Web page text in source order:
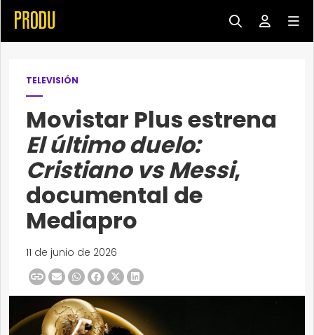
TELEVISIÓN
Movistar Plus estrena
El último duelo:
Cristiano vs Messi,
documental de
Mediapro
11 de junio de 2026